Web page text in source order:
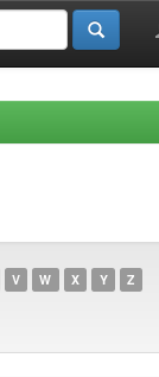
V W X Y Z